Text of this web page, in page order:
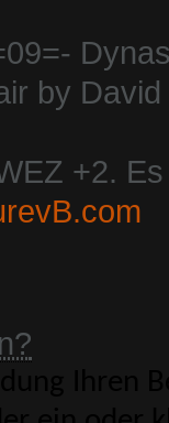
by
+2.